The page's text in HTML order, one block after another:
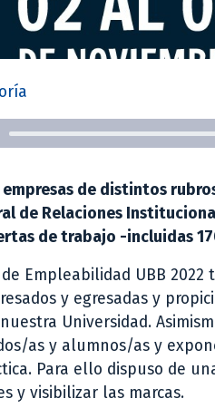
de distintos
de Relaciones
de trabajo -incluidas
Empleabilidad UBB
y egresadas y
Universidad.
as y alumnos/as y
Para ello dispuso de
y visibilizar las marcas.